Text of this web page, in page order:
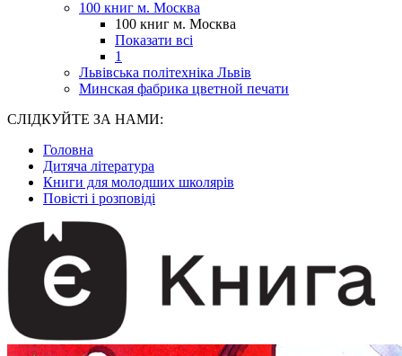
100 книг м. Москва
100 книг м. Москва
Показати всі
1
Львівська політехніка Львів
Минская фабрика цветной печати
СЛІДКУЙТЕ ЗА НАМИ:
Головна
Дитяча література
Книги для молодших школярів
Повісті і розповіді